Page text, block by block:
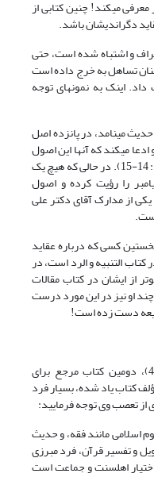
مى‏کند! چنین کتابى از
دگراندیشان باشد.
و اشتباه شده است، حتى
تساهل به خرج داده است
اینک به نمونه‏اى توجه
مى‏نامد، در پانزده اصل
مى‏کند که آنها این اصول
را از صحابه پیامبر شنیده‏اند (ملطی، 1388: 14-15). در حالى که هیچ یک
را رؤیت کرده و اصول
از مدارک آقاى دکتر على
کسى که درباره عقاید
التنبیه و الرد است، در
اشعرى (330ـ 260) جلوتر از ایشان در کتاب مقالات
او نیز در این مورد درست
دست زده است!
کتاب ابومنصور، عبدالقاهر بغدادى(م429)، دومین کتاب مرجع براى
کتاب یاد شده، بسیار فرد
از تعصب وى توجه فرمایید:
اسلامى مانند فقه، و حدیث
و تفسیر قرآن، فرد مبرزى
اهل‏سنت و جماعت است